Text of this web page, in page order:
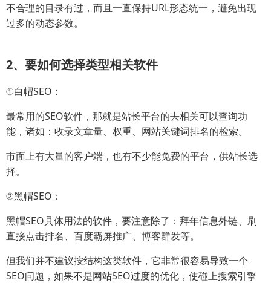
不合理的目录有过，而且一直保持URL形态统一，避免出现
过多的动态参数。
2、要如何选择类型相关软件
①白帽SEO：
最常用的SEO软件，那就是站长平台的去相关可以查询功
能，诸如：收录文章量、权重、网站关键词排名的检索。
市面上有大量的客户端，也有不少能免费的平台，供站长选
择。
②黑帽SEO：
黑帽SEO具体用法的软件，要注意除了：拜年信息外链、刷
直接点击排名、百度霸屏推广、博客群发等。
但我们并不建议按结构这类软件，它非常很容易导致一个
SEO问题，如果不是网站SEO过度的优化，使碰上搜索引擎